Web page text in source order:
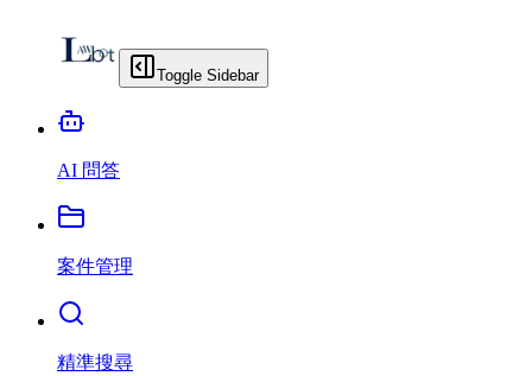
Toggle Sidebar
AI 問答
案件管理
精準搜尋